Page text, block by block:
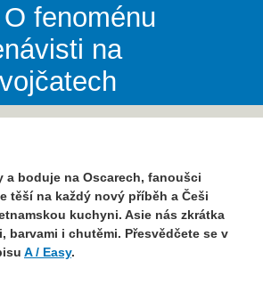
fenoménu
na
a boduje na Oscarech, fanoušci
těší na každý nový příběh a Češi
kuchyni. Asie nás zkrátka
barvami i chutěmi. Přesvědčete se v
A / Easy.